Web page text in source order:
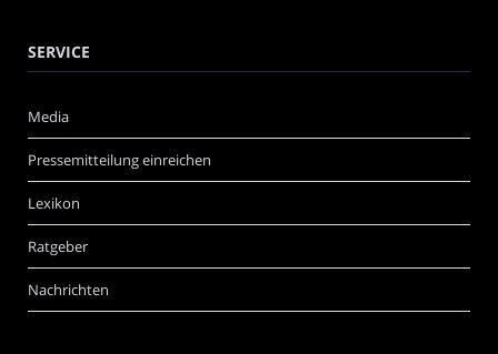
SERVICE
Media
Pressemitteilung einreichen
Lexikon
Ratgeber
Nachrichten